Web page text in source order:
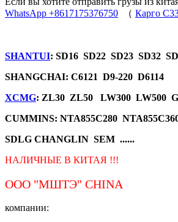
WhatsApp +8617175376750 （ Карго
SHANTUI: SD16 SD22 SD23 SD32
SHANGCHAI: C6121 D9-220 D6114
XCMG: ZL30 ZL50 LW300 LW500
CUMMINS: NTA855C280
SDLG CHANGLIN SEM ......
НАЛИЧНЫЕ В КИТАЯ !!!
ООО "МШТЭ" CHINA
компании: